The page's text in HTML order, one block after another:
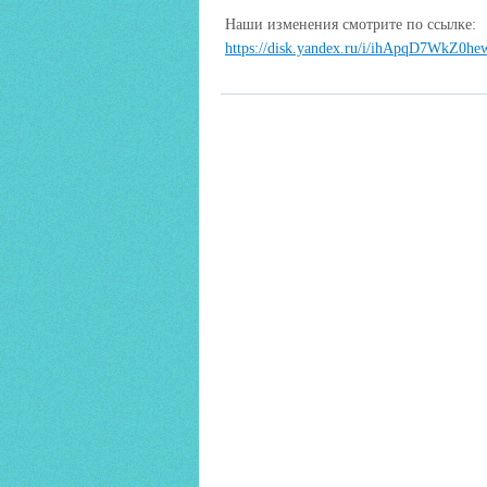
Наши изменения смотрите по ссылке:
https://disk.yandex.ru/i/